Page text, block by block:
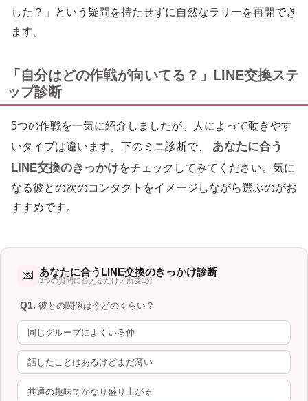
した？」という疑問を持たせずに自然なラリーを再開でき
ます。
「自分はどの作戦が向いてる？」LINE交換ステ
ップ診断
5つの作戦を一気に紹介しましたが、人によって動きやす
いタイプは違います。下のミニ診断で、
あなたに合う
LINE交換のきっかけをチェックしてみてください。気に
なる彼との次のコンタクトをイメージしながら選ぶのがお
すすめです。
💌 あなたに合うLINE交換のきっかけ診断
3つの質問に答えるだけ／所要1分
Q1. 彼との関係は今どのくらい？
同じグループによくいる仲
話したことはあるけどまだ薄い
共通の趣味でかなり盛り上がる